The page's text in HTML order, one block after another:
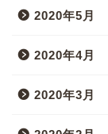
2020年5月
2020年4月
2020年3月